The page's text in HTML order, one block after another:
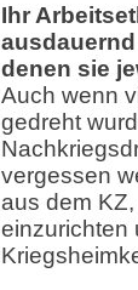
Ihr
denen sie
Auch wenn
gedreht
vergessen
aus dem
einzurichten